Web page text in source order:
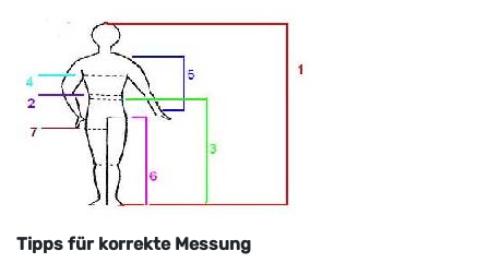
Tipps für korrekte Messung